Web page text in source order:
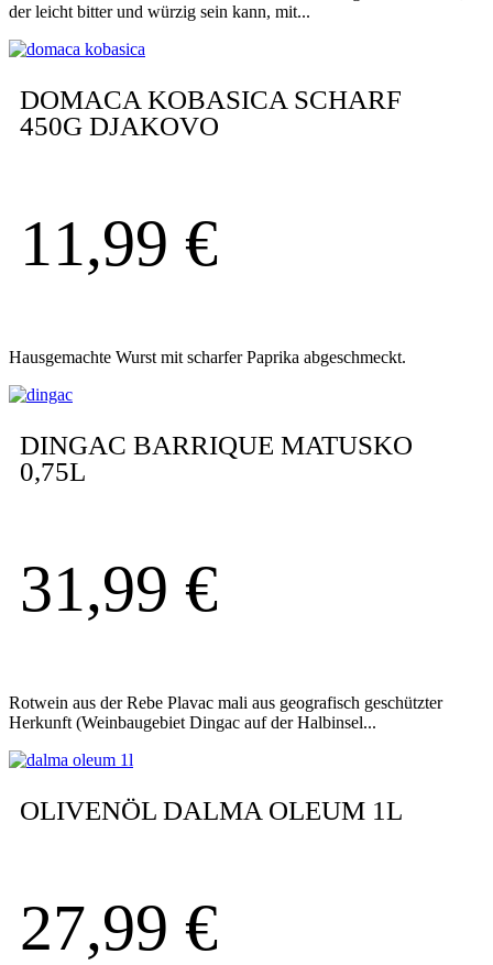
der leicht bitter und würzig sein kann, mit...
DOMACA KOBASICA SCHARF
450G DJAKOVO
11,99 €
Hausgemachte Wurst mit scharfer Paprika abgeschmeckt.
DINGAC BARRIQUE MATUSKO
0,75L
31,99 €
Rotwein aus der Rebe Plavac mali aus geografisch geschützter
Herkunft (Weinbaugebiet Dingac auf der Halbinsel...
OLIVENÖL DALMA OLEUM 1L
27,99 €